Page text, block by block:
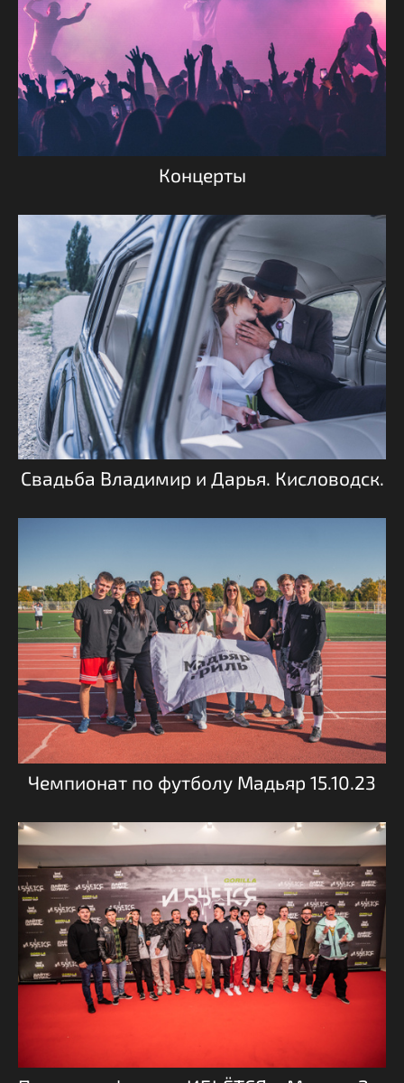
Концерты
Свадьба Владимир и Дарья. Кисловодск.
Чемпионат по футболу Мадьяр 15.10.23